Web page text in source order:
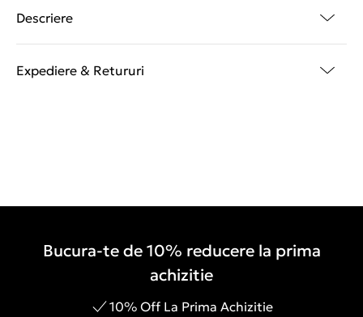
Descriere
Expediere & Retururi
Bucura-te de 10% reducere la prima
achizitie
10% Off La Prima Achizitie